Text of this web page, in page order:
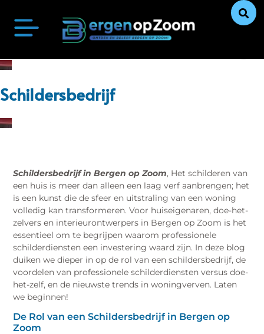
Schildersbedrijf
Schildersbedrijf in Bergen op Zoom, Het schilderen van
een huis is meer dan alleen een laag verf aanbrengen; het
is een kunst die de sfeer en uitstraling van een woning
volledig kan transformeren. Voor huiseigenaren, doe-het-
zelvers en interieurontwerpers in Bergen op Zoom is het
essentieel om te begrijpen waarom professionele
schilderdiensten een investering waard zijn. In deze blog
duiken we dieper in op de rol van een schildersbedrijf, de
voordelen van professionele schilderdiensten versus doe-
het-zelf, en de nieuwste trends in woningverven. Laten
we beginnen!
De Rol van een Schildersbedrijf in Bergen op
Zoom